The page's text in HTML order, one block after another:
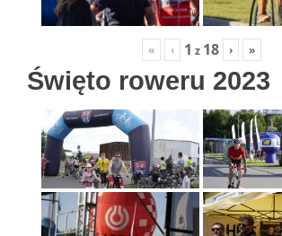
« ‹ 1 z 18 › »
Święto roweru 2023